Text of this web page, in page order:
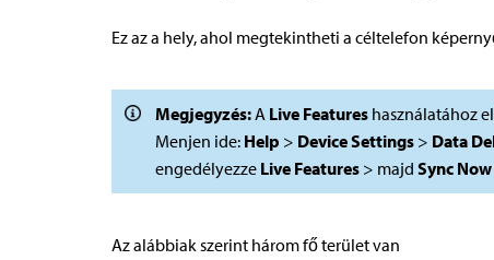
Ez az a hely, ahol megtekintheti a céltelefon
Megjegyzés:A Live Features használatához
Menjen ide: Help > Device Settings > Data
engedélyezze Live Features > majd Sync Now
Az alábbiak szerint három fő terület van